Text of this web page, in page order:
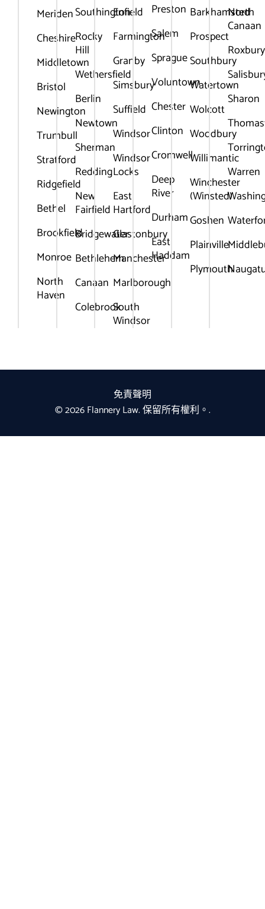
Meriden
Cheshire
Middletown
Bristol
Newington
Trumbull
Stratford
Ridgefield
Bethel
Brookfield
Monroe
North
Haven
Southington
Rocky
Hill
Wethersfield
Berlin
Newtown
Sherman
Redding
New
Fairfield
Bridgewater
Bethlehem
Canaan
Colebrook
Enfield
Farmington
Granby
Simsbury
Suffield
Windsor
Windsor
Locks
East
Hartford
Glastonbury
Manchester
Marlborough
South
Windsor
Preston
Salem
Sprague
Voluntown
Chester
Clinton
Cromwell
Deep
River
Durham
East
Haddam
Barkhamsted
Prospect
Southbury
Watertown
Wolcott
Woodbury
Willimantic
Winchester
(Winsted)
Goshen
Plainville
Plymouth
North
Canaan
Roxbury
Sharon
Warren
免責聲明
© 2026 Flannery Law. 保留所有權利。.